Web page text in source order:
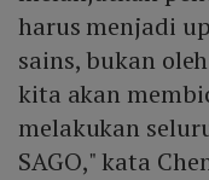
harus menjadi
sains, bukan
kita akan
melakukan
SAGO," kata